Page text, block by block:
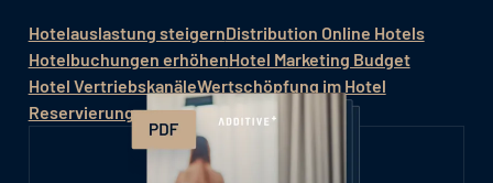
Hotelauslastung steigernDistribution Online Hotels
Hotelbuchungen erhöhenHotel Marketing Budget
Hotel VertriebskanäleWertschöpfung im Hotel
Reservierungsumsatz